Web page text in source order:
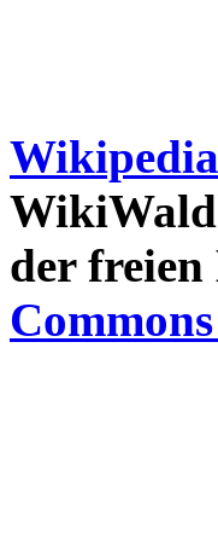
Wikipedia
der freien